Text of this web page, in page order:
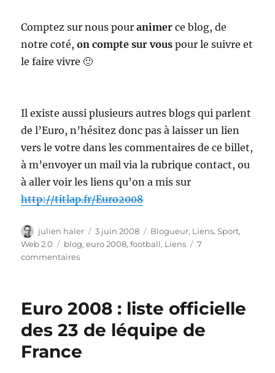
Comptez sur nous pouranimerce blog, de
notre coté,on compte sur vous pour le suivre et
le faire vivre 🙂
Il existe aussi plusieurs autres blogs qui parlent
de l’Euro, n’hésitez donc pas à laisser un lien
vers le votre dans les commentaires de ce billet,
à m’envoyer un mail via la rubrique contact, ou
à aller voir les liens qu’on a mis sur
http://titlap.fr/Euro2008
Auteur
julien haler
Publié
le
3 juin 2008 Catégories
Blogueur, Liens,Sport,
Web 2.0
Étiquettes
blog,euro 2008,football, Liens
7
commentairessur
l’euro
2008
Euro 2008 : liste officielle
des 23 de léquipe de
France